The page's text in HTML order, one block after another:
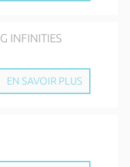
INFINITIES
EN SAVOIR PLUS